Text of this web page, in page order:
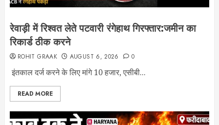
रेवाड़ी में रिश्वत लेते पटवारी रंगेहाथ गिरफ्तार:जमीन का
रिकार्ड ठीक करने
ROHIT GRAAK AUGUST 6, 2026 0
इंतकाल दर्ज करने के लिए मांगे 10 हजार, एसीबी...
READ MORE